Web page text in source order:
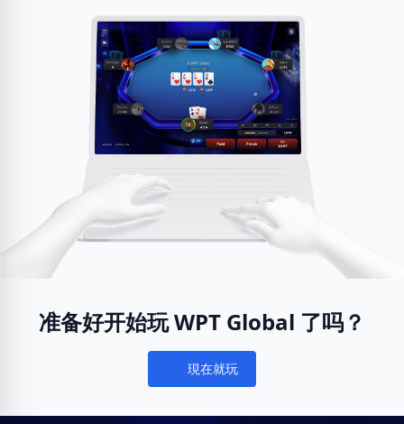
准备好开始玩 WPT Global 了吗？
Notifications
現在就玩